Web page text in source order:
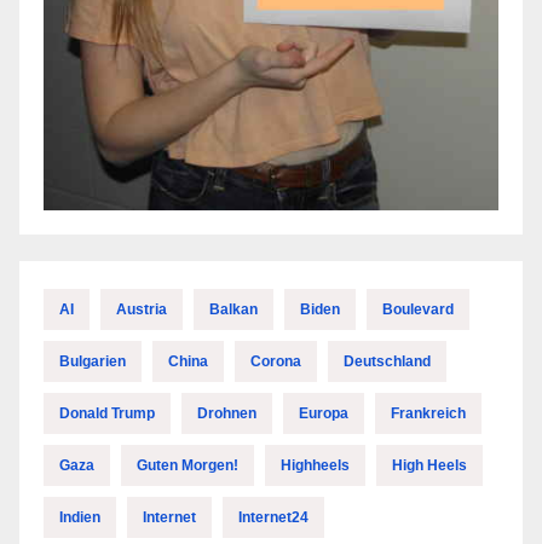
AI Austria Balkan Biden Boulevard
Bulgarien China Corona Deutschland
Donald Trump Drohnen Europa Frankreich
Gaza Guten Morgen! Highheels High Heels
Indien Internet Internet24